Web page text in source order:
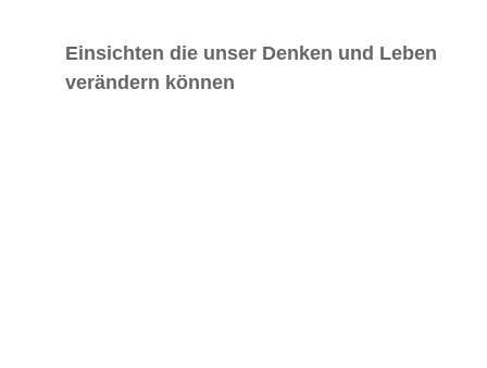
Einsichten die unser Denken und Leben
verändern können